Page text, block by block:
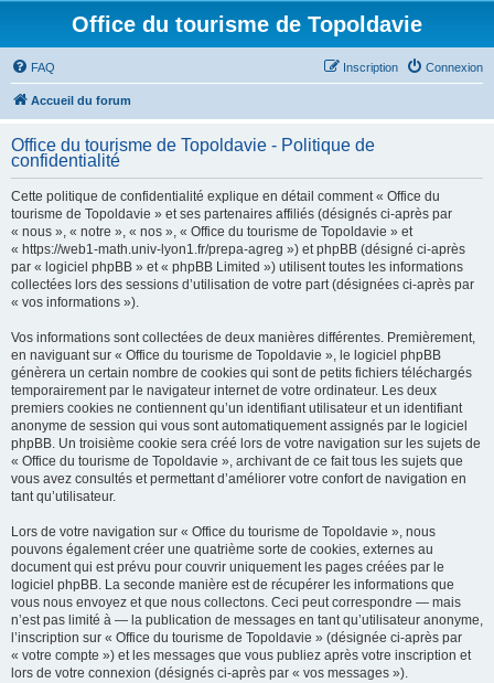
Office du tourisme de Topoldavie
FAQ Connexion
Inscription
Accueil du forum
Office du tourisme de Topoldavie - Politique de
confidentialité
Cette politique de confidentialité explique en détail comment « Office du
tourisme de Topoldavie » et ses partenaires affiliés (désignés ci-après par
« nous », « notre », « nos », « Office du tourisme de Topoldavie » et
« https://web1-math.univ-lyon1.fr/prepa-agreg ») et phpBB (désigné ci-après
par « logiciel phpBB » et « phpBB Limited ») utilisent toutes les informations
collectées lors des sessions d’utilisation de votre part (désignées ci-après par
« vos informations »).
Vos informations sont collectées de deux manières différentes. Premièrement,
en naviguant sur « Office du tourisme de Topoldavie », le logiciel phpBB
génèrera un certain nombre de cookies qui sont de petits fichiers téléchargés
temporairement par le navigateur internet de votre ordinateur. Les deux
premiers cookies ne contiennent qu’un identifiant utilisateur et un identifiant
anonyme de session qui vous sont automatiquement assignés par le logiciel
phpBB. Un troisième cookie sera créé lors de votre navigation sur les sujets de
« Office du tourisme de Topoldavie », archivant de ce fait tous les sujets que
vous avez consultés et permettant d’améliorer votre confort de navigation en
tant qu’utilisateur.
Lors de votre navigation sur « Office du tourisme de Topoldavie », nous
pouvons également créer une quatrième sorte de cookies, externes au
document qui est prévu pour couvrir uniquement les pages créées par le
logiciel phpBB. La seconde manière est de récupérer les informations que
vous nous envoyez et que nous collectons. Ceci peut correspondre — mais
n’est pas limité à — la publication de messages en tant qu’utilisateur anonyme,
l’inscription sur « Office du tourisme de Topoldavie » (désignée ci-après par
« votre compte ») et les messages que vous publiez après votre inscription et
lors de votre connexion (désignés ci-après par « vos messages »).